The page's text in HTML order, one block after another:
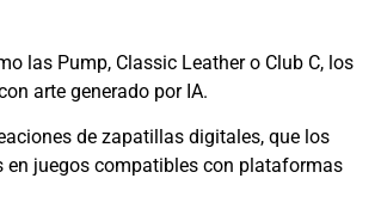
las Pump, Classic Leather o Club C, los
arte generado por IA.
de zapatillas digitales, que los
juegos compatibles con plataformas